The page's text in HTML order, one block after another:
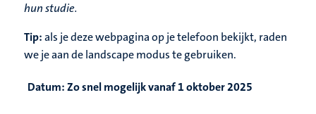
hun studie.
Tip:als je deze webpagina op je telefoon bekijkt, raden
we je aan de landscape modus te gebruiken.
Datum:Zo snel mogelijk vanaf 1 oktober 2025